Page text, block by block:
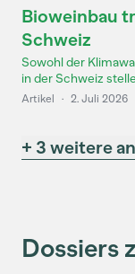
Bioweinbau
Schweiz
Sowohl der
in der Schweiz
Artikel · 2. Juli 2026
+ 3 weitere
Dossiers